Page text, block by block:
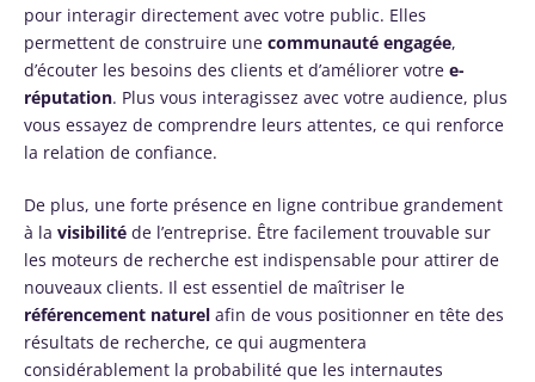
pour interagir directement avec votre public. Elles
permettent de construire une communauté engagée,
d’écouter les besoins des clients et d’améliorer votre e-
réputation. Plus vous interagissez avec votre audience, plus
vous essayez de comprendre leurs attentes, ce qui renforce
la relation de confiance.
De plus, une forte présence en ligne contribue grandement
à la visibilité de l’entreprise. Être facilement trouvable sur
les moteurs de recherche est indispensable pour attirer de
nouveaux clients. Il est essentiel de maîtriser le
référencement naturel afin de vous positionner en tête des
résultats de recherche, ce qui augmentera
considérablement la probabilité que les internautes